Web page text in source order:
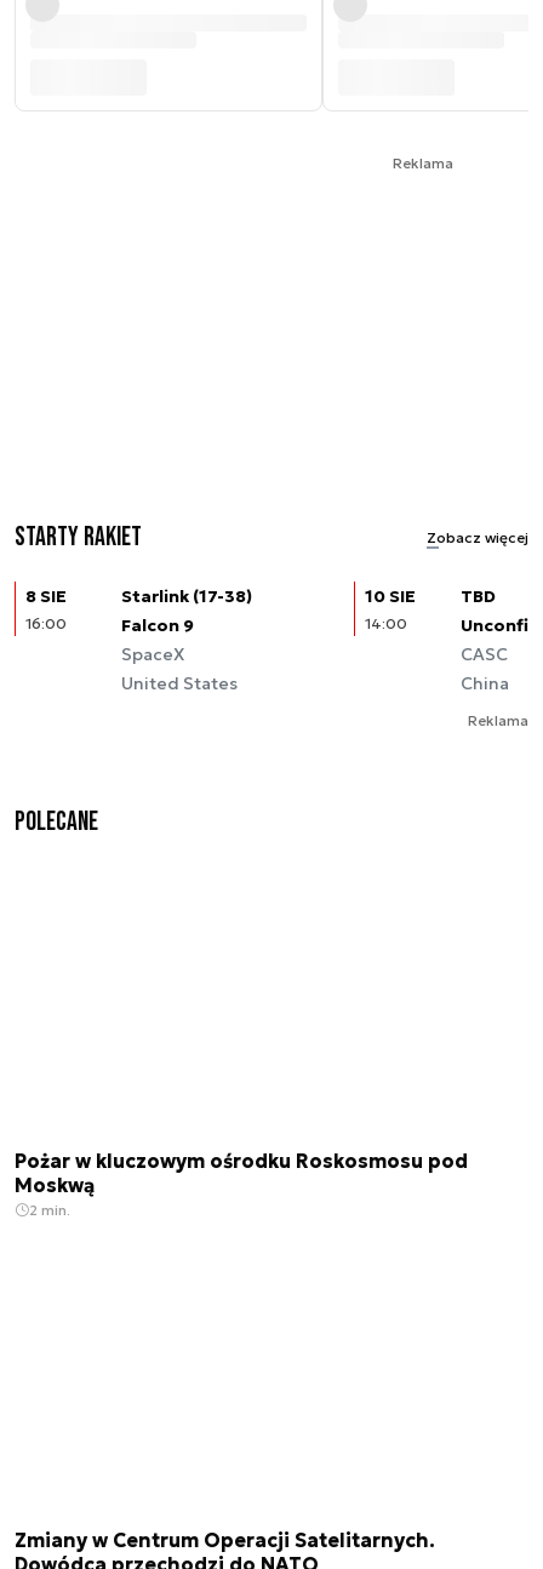
Reklama
Starty rakiet Zobacz więcej
8 SIE
16:00
Starlink (17-38)
Falcon 9
SpaceX
United States
10 SIE
14:00
TBD
CASC
China
Reklama
Polecane
Pożar w kluczowym ośrodku Roskosmosu pod
Moskwą
2 min.
Zmiany w Centrum Operacji Satelitarnych.
Dowódca przechodzi do NATO